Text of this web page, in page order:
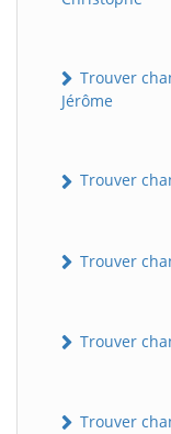
Trouver
Jérôme
Trouver
Trouver
Trouver
Trouver